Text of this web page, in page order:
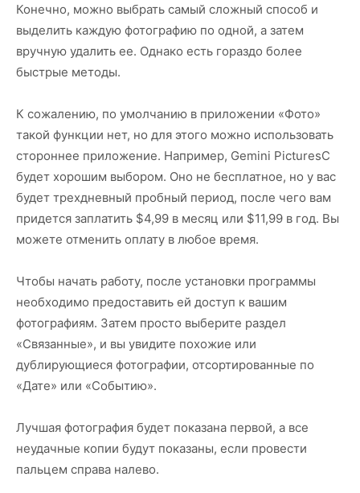
Конечно, можно выбрать самый сложный способ и
выделить каждую фотографию по одной, а затем
вручную удалить ее. Однако есть гораздо более
быстрые методы.
К сожалению, по умолчанию в приложении «Фото»
такой функции нет, но для этого можно использовать
стороннее приложение. Например, Gemini PicturesC
будет хорошим выбором. Оно не бесплатное, но у вас
будет трехдневный пробный период, после чего вам
придется заплатить $4,99 в месяц или $11,99 в год. Вы
можете отменить оплату в любое время.
Чтобы начать работу, после установки программы
необходимо предоставить ей доступ к вашим
фотографиям. Затем просто выберите раздел
«Связанные», и вы увидите похожие или
дублирующиеся фотографии, отсортированные по
«Дате» или «Событию».
Лучшая фотография будет показана первой, а все
неудачные копии будут показаны, если провести
пальцем справа налево.